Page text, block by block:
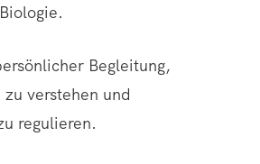
Begleitung,
verstehen und
regulieren.